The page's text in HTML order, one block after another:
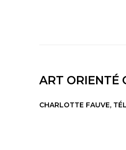
ART ORIENTÉ
CHARLOTTE FAUVE,